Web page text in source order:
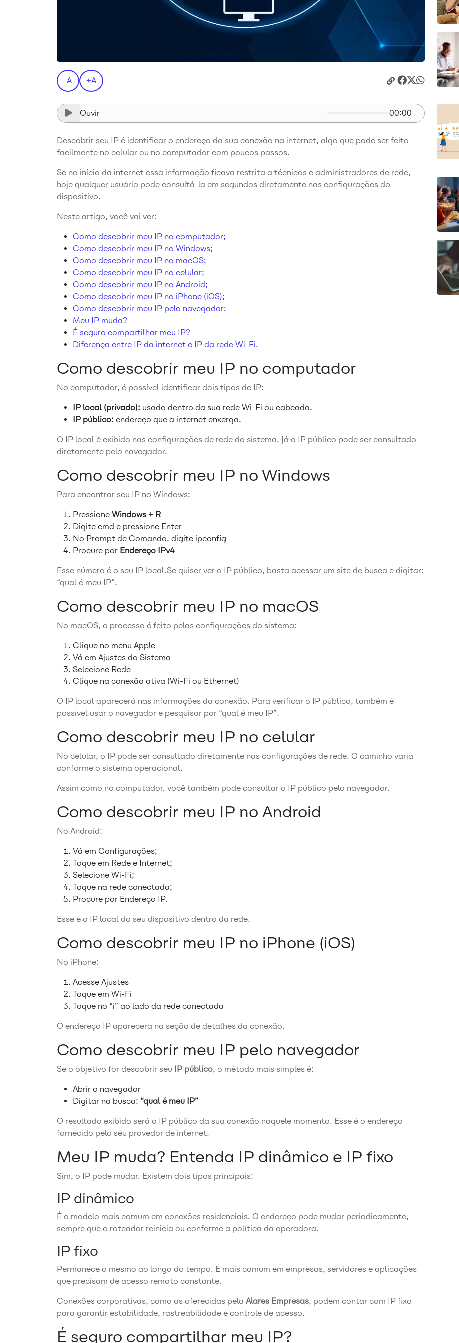
-A +A
Ouvir 00:00
Descobrir seu IP é identificar o endereço da sua conexão na internet, algo que pode ser feito
facilmente no celular ou no computador com poucos passos.
Se no início da internet essa informação ficava restrita a técnicos e administradores de rede,
hoje qualquer usuário pode consultá-la em segundos diretamente nas configurações do
dispositivo.
Neste artigo, você vai ver:
Como descobrir meu IP no computador;
Como descobrir meu IP no Windows;
Como descobrir meu IP no macOS;
Como descobrir meu IP no celular;
Como descobrir meu IP no Android;
Como descobrir meu IP no iPhone (iOS);
Como descobrir meu IP pelo navegador;
Meu IP muda?
É seguro compartilhar meu IP?
Diferença entre IP da internet e IP da rede Wi-Fi.
Como descobrir meu IP no computador
No computador, é possível identificar dois tipos de IP:
IP local (privado): usado dentro da sua rede Wi-Fi ou cabeada.
IP público: endereço que a internet enxerga.
O IP local é exibido nas configurações de rede do sistema. Já o IP público pode ser consultado
diretamente pelo navegador.
Como descobrir meu IP no Windows
Para encontrar seu IP no Windows:
Pressione Windows + R
Digite cmd e pressione Enter
No Prompt de Comando, digite ipconfig
Procure por Endereço IPv4
Esse número é o seu IP local.Se quiser ver o IP público, basta acessar um site de busca e digitar:
“qual é meu IP”.
Como descobrir meu IP no macOS
No macOS, o processo é feito pelas configurações do sistema:
Clique no menu Apple
Vá em Ajustes do Sistema
Selecione Rede
Clique na conexão ativa (Wi-Fi ou Ethernet)
O IP local aparecerá nas informações da conexão. Para verificar o IP público, também é
possível usar o navegador e pesquisar por “qual é meu IP”.
Como descobrir meu IP no celular
No celular, o IP pode ser consultado diretamente nas configurações de rede. O caminho varia
conforme o sistema operacional.
Assim como no computador, você também pode consultar o IP público pelo navegador.
Como descobrir meu IP no Android
No Android:
Vá em Configurações;
Toque em Rede e Internet;
Selecione Wi-Fi;
Toque na rede conectada;
Procure por Endereço IP.
Esse é o IP local do seu dispositivo dentro da rede.
Como descobrir meu IP no iPhone (iOS)
No iPhone:
Acesse Ajustes
Toque em Wi-Fi
Toque no “i” ao lado da rede conectada
O endereço IP aparecerá na seção de detalhes da conexão.
Como descobrir meu IP pelo navegador
Se o objetivo for descobrir seu IP público, o método mais simples é:
Abrir o navegador
Digitar na busca: “qual é meu IP”
O resultado exibido será o IP público da sua conexão naquele momento. Esse é o endereço
fornecido pelo seu provedor de internet.
Meu IP muda? Entenda IP dinâmico e IP fixo
Sim, o IP pode mudar. Existem dois tipos principais:
IP dinâmico
É o modelo mais comum em conexões residenciais. O endereço pode mudar periodicamente,
sempre que o roteador reinicia ou conforme a política da operadora.
IP fixo
Permanece o mesmo ao longo do tempo. É mais comum em empresas, servidores e aplicações
que precisam de acesso remoto constante.
Conexões corporativas, como as oferecidas pela Alares Empresas, podem contar com IP fixo
para garantir estabilidade, rastreabilidade e controle de acesso.
É seguro compartilhar meu IP?